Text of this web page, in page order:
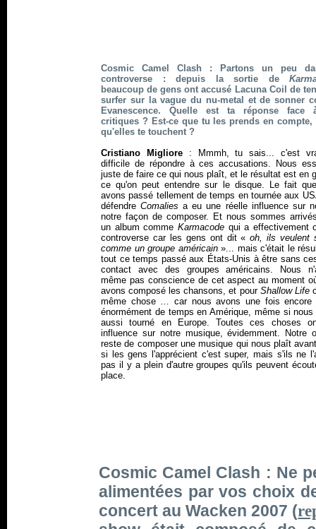
Cosmic Camel Clash : Partons un peu
controverse : depuis la sortie de
beaucoup de gens ont accusé Lacuna Coil de
surfer sur la vague du nu-metal et de sonner
Evanescence. Quelle est ta réponse face
critiques ? Est-ce que tu les prends en compte,
qu'elles te touchent ?
Cristiano Migliore: Mmmh, tu sais... c'est
difficile de répondre à ces accusations. Nous
juste de faire ce qui nous plaît, et le résultat est en
ce qu'on peut entendre sur le disque. Le fait
avons passé tellement de temps en tournée aux
défendreComalies a eu une réelle influence sur
notre façon de composer. Et nous sommes
un album comme Karmacodequi a effectivement
controverse car les gens ont dit « oh, ils veulent
comme un groupe américain»... mais c'était le
tout ce temps passé aux États-Unis à être sans
contact avec des groupes américains. Nous
même pas conscience de cet aspect au moment
avons composé les chansons, et pour Shallow Life
même chose … car nous avons une fois encore
énormément de temps en Amérique, même si nous
aussi tourné en Europe. Toutes ces choses
influence sur notre musique, évidemment. Notre
reste de composer une musique qui nous plaît
si les gens l'apprécient c'est super, mais s'ils ne
pas il y a plein d'autre groupes qu'ils peuvent
place.
Cosmic Camel Clash : Ne
alimentées par vos choix
concert au Wacken 2007 (